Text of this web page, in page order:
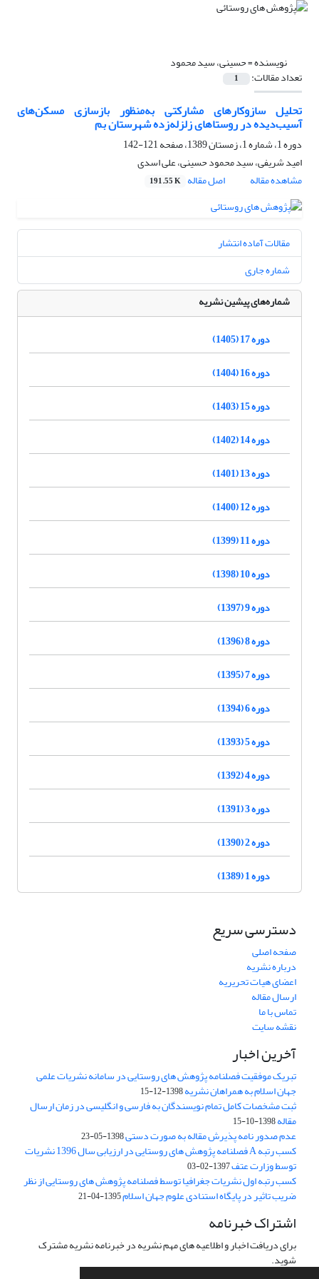
نویسنده =حسینی، سید محمود
تعداد مقالات: 1
تحلیل سازوکارهای مشارکتی به‌منظور بازسازی مسکن‌های
آسیب‌دیده در روستاهای زلزله‌زده شهرستان بم
دوره 1، شماره 1، زمستان 1389، صفحه
121-142
امید شریفی، سید محمود حسینی، علی اسدی
مشاهده مقاله
اصل مقاله 191.55 K
مقالات آماده انتشار
شماره جاری
شماره‌های پیشین نشریه
دوره 17 (1405)
دوره 16 (1404)
دوره 15 (1403)
دوره 14 (1402)
دوره 13 (1401)
دوره 12 (1400)
دوره 11 (1399)
دوره 10 (1398)
دوره 9 (1397)
دوره 8 (1396)
دوره 7 (1395)
دوره 6 (1394)
دوره 5 (1393)
دوره 4 (1392)
دوره 3 (1391)
دوره 2 (1390)
دوره 1 (1389)
دسترسی سریع
صفحه اصلی
درباره نشریه
اعضای هیات تحریریه
ارسال مقاله
تماس با ما
نقشه سایت
آخرین اخبار
تبریک موفقیت فصلنامه پژوهش های روستایی در سامانه نشریات علمی
جهان اسلام به همراهان نشریه1398-12-15
ثبت مشخصات کامل تمام نویسندگان به فارسی و انگلیسی در زمان ارسال
مقاله1398-10-15
عدم صدور نامه پذیرش مقاله به صورت دستی1398-05-23
کسب رتبه A فصلنامه پژوهش های روستایی در ارزیابی سال 1396 نشریات
توسط وزارت عتف1397-02-03
کسب رتبه اول نشریات جغرافیا توسط فصلنامه پژوهش های روستایی از نظر
ضریب تاثیر در پایگاه استنادی علوم جهان اسلام1395-04-21
اشتراک خبرنامه
برای دریافت اخبار و اطلاعیه های مهم نشریه در خبرنامه نشریه مشترک
شوید.